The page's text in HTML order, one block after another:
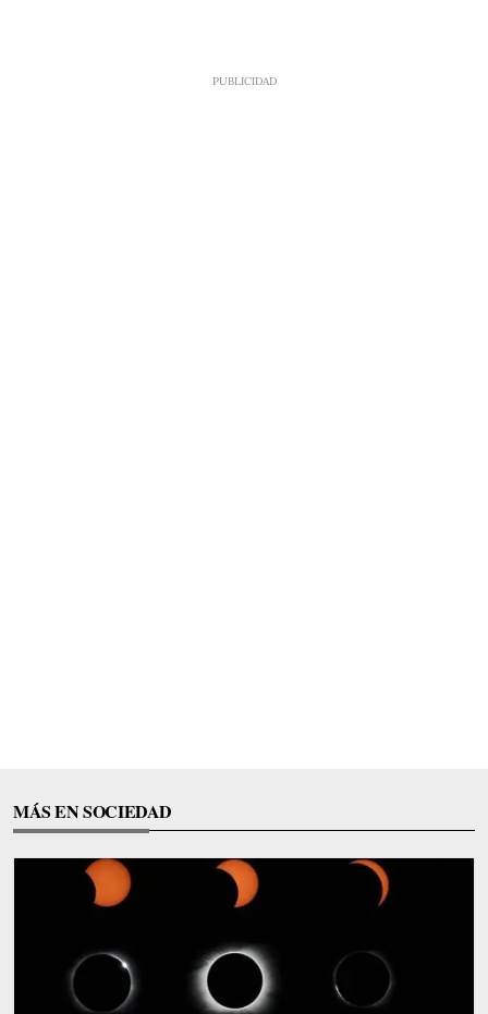
MÁS EN SOCIEDAD